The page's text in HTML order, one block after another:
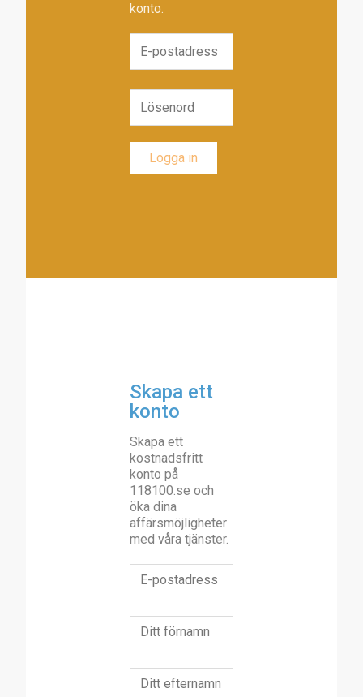
konto.
Skapa ett
konto
Skapa ett
kostnadsfritt
konto på
118100.se och
öka dina
affärsmöjligheter
med våra tjänster.